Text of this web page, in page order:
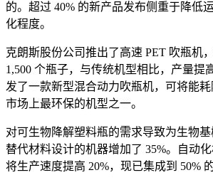
的。超过 40% 的新产品发布侧重于降低
化程度。
克朗斯股份公司推出了高速 PET 吹瓶机
1,500 个瓶子，与传统机型相比，产量提
发了一款新型混合动力吹瓶机，可将能
市场上最环保的机型之一。
对可生物降解塑料瓶的需求导致为生物
替代材料设计的机器增加了 35%。自动
将生产速度提高 20%，现已集成到 50%